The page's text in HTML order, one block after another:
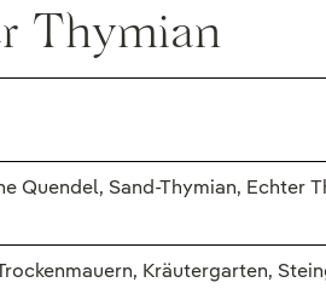
Thymian
Quendel, Sand-Thymian, Echter
Kräutergarten,